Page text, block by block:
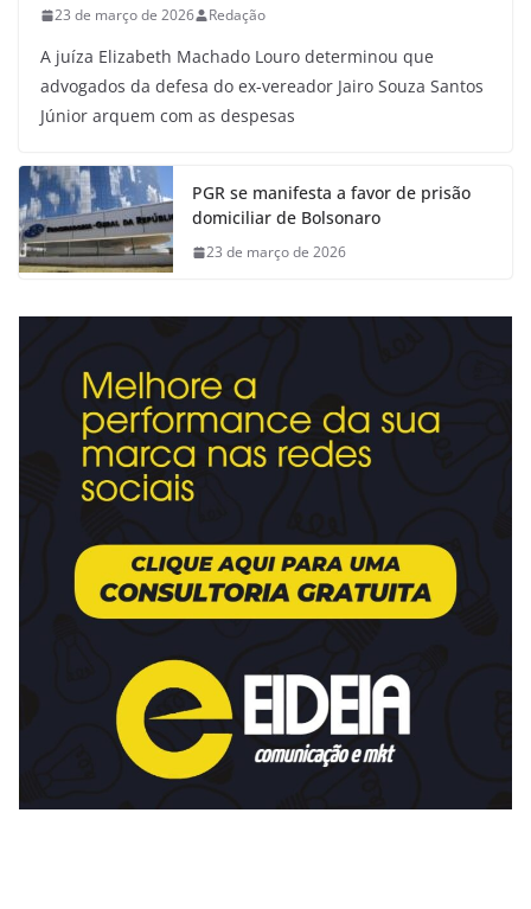
23 de março de 2026 Redação
A juíza Elizabeth Machado Louro determinou que
advogados da defesa do ex-vereador Jairo Souza Santos
Júnior arquem com as despesas
PGR se manifesta a favor de prisão
domiciliar de Bolsonaro
23 de março de 2026